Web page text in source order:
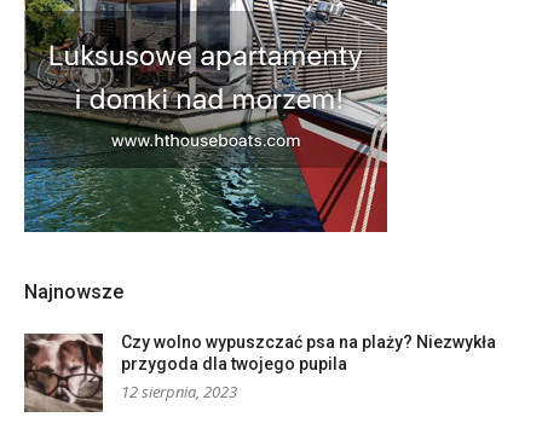
Najnowsze
Czy wolno wypuszczać psa na plaży? Niezwykła
przygoda dla twojego pupila
12 sierpnia, 2023